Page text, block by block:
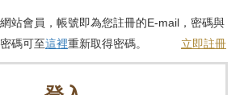
站會員，帳號即為您註冊的E-mail，密碼與
碼可至這裡重新取得密碼。 立即註冊